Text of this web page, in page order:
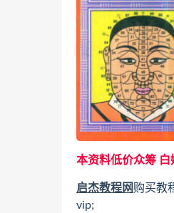
本资料低价众筹
启杰教程网购买教
vip;